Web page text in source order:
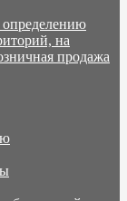
определению
на
продажа